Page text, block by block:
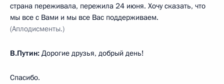
страна переживала, пережила 24 июня. Хочу сказать, что
мы все с Вами и мы все Вас поддерживаем.
(Аплодисменты.)
В.Путин: Дорогие друзья, добрый день!
Спасибо.